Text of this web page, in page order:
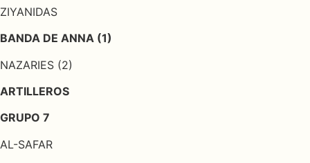
ZIYANIDAS
BANDA DE ANNA (1)
NAZARIES (2)
ARTILLEROS
GRUPO 7
AL-SAFAR